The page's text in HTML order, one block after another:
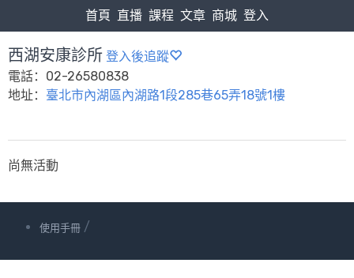
首頁 直播 課程 文章 商城 登入
西湖安康診所 登入後追蹤
電話：02-26580838
地址： 臺北市內湖區內湖路1段285巷65弄18號1樓
尚無活動
使用手冊 /